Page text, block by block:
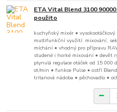
ETA Vital Blend 3100
použito
kuchyňský mixér • vysokootáčkový
multifunkční využití: mixování,
míchání • vhodný pro přípravu
studené i horké mixování • devět
plynulá regulace otáček od 15 000
ot/min • funkce Pulse • ostří
tritanová nádoba • pěchovadlo •